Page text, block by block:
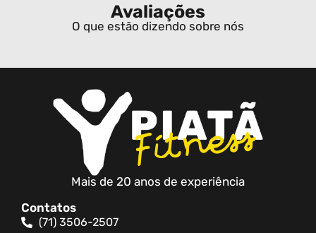
Avaliações
O que estão dizendo sobre nós
Mais de 20 anos de experiência
Contatos
(71) 3506-2507